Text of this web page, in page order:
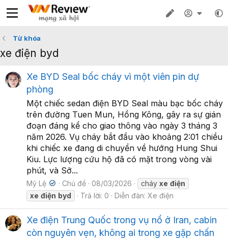
Từ khóa
xe điện byd
Xe BYD Seal bốc cháy vì một viên pin dự
phòng
Một chiếc sedan điện BYD Seal màu bạc bốc cháy
trên đường Tuen Mun, Hồng Kông, gây ra sự gián
đoạn đáng kể cho giao thông vào ngày 3 tháng 3
năm 2026. Vụ cháy bắt đầu vào khoảng 2:01 chiều
khi chiếc xe đang di chuyển về hướng Hung Shui
Kiu. Lực lượng cứu hộ đã có mặt trong vòng vài
phút, và Sở...
Mỹ Lệ Chủ đề 08/03/2026 cháyxe điện
xe điện byd Trả lời: 0 Diễn đàn: Xe điện
Xe điện Trung Quốc trong vụ nổ ở Iran, cabin
còn nguyên vẹn, không ai trong xe gặp chấn